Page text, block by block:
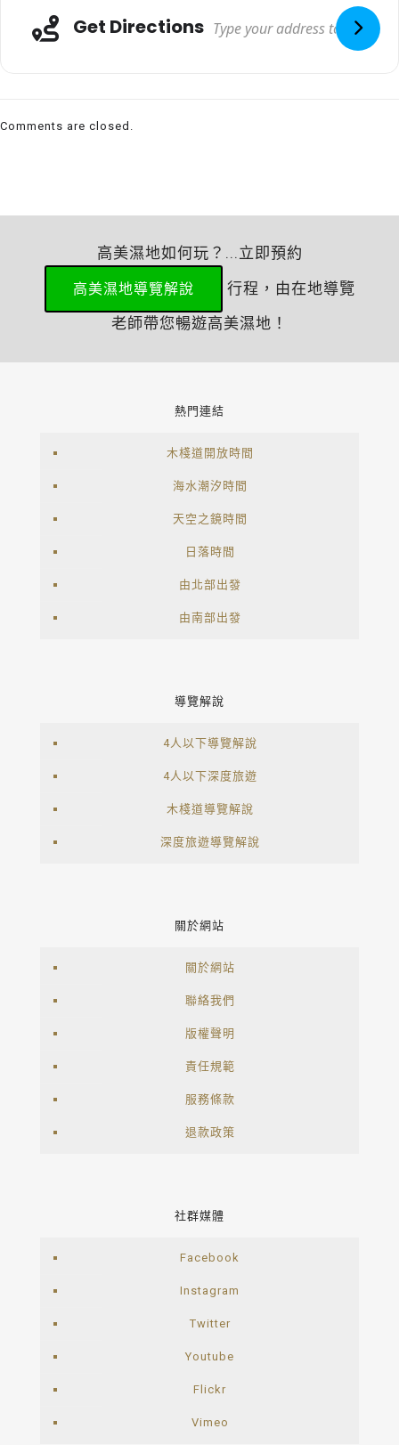
Get Directions
Comments are closed.
高美濕地如何玩？...立即預約
高美濕地導覽解說
行程，由在地導覽
老師帶您暢遊高美濕地！
熱門連結
木棧道開放時間
海水潮汐時間
天空之鏡時間
日落時間
由北部出發
由南部出發
導覽解說
4人以下導覽解說
4人以下深度旅遊
木棧道導覽解說
深度旅遊導覽解說
關於網站
關於網站
聯絡我們
版權聲明
責任規範
服務條款
退款政策
社群媒體
Facebook
Instagram
Twitter
Youtube
Flickr
Vimeo